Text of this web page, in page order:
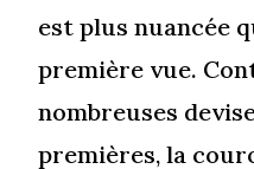
est plus nuancée
première vue.
nombreuses
premières, la